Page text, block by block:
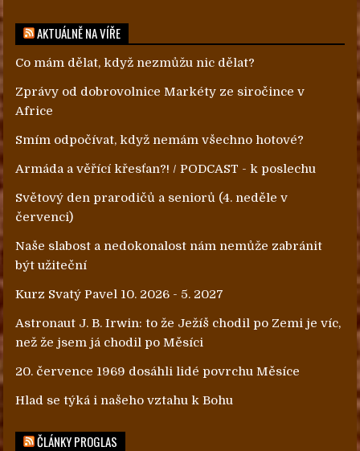
AKTUÁLNĚ NA VÍŘE
Co mám dělat, když nezmůžu nic dělat?
Zprávy od dobrovolnice Markéty ze siročince v
Africe
Smím odpočívat, když nemám všechno hotové?
Armáda a věřící křesťan?! / PODCAST - k poslechu
Světový den prarodičů a seniorů (4. neděle v
červenci)
Naše slabost a nedokonalost nám nemůže zabránit
být užiteční
Kurz Svatý Pavel 10. 2026 - 5. 2027
Astronaut J. B. Irwin: to že Ježíš chodil po Zemi je víc,
než že jsem já chodil po Měsíci
20. července 1969 dosáhli lidé povrchu Měsíce
Hlad se týká i našeho vztahu k Bohu
ČLÁNKY PROGLAS